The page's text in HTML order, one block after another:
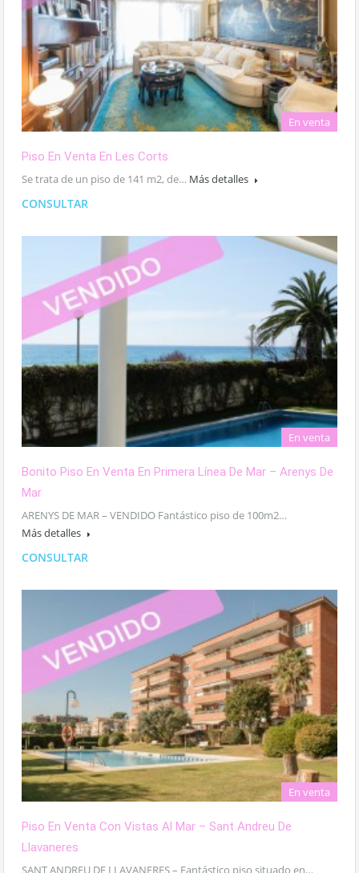
En venta
Piso En Venta En Les Corts
Se trata de un piso de 141 m2, de… Más detalles
CONSULTAR
En venta
Bonito Piso En Venta En Primera Línea De Mar – Arenys De
Mar
ARENYS DE MAR – VENDIDO Fantástico piso de 100m2…
Más detalles
CONSULTAR
En venta
Piso En Venta Con Vistas Al Mar – Sant Andreu De
Llavaneres
SANT ANDREU DE LLAVANERES – Fantástico piso situado en…